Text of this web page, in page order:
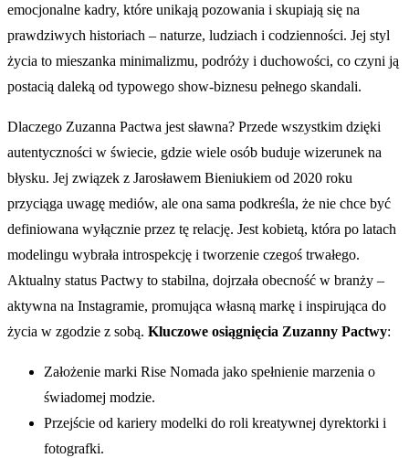
emocjonalne kadry, które unikają pozowania i skupiają się na
prawdziwych historiach – naturze, ludziach i codzienności. Jej styl
życia to mieszanka minimalizmu, podróży i duchowości, co czyni ją
postacią daleką od typowego show-biznesu pełnego skandali.
Dlaczego Zuzanna Pactwa jest sławna? Przede wszystkim dzięki
autentyczności w świecie, gdzie wiele osób buduje wizerunek na
błysku. Jej związek z Jarosławem Bieniukiem od 2020 roku
przyciąga uwagę mediów, ale ona sama podkreśla, że nie chce być
definiowana wyłącznie przez tę relację. Jest kobietą, która po latach
modelingu wybrała introspekcję i tworzenie czegoś trwałego.
Aktualny status Pactwy to stabilna, dojrzała obecność w branży –
aktywna na Instagramie, promująca własną markę i inspirująca do
życia w zgodzie z sobą. Kluczowe osiągnięcia Zuzanny Pactwy:
Założenie marki Rise Nomada jako spełnienie marzenia o
świadomej modzie.
Przejście od kariery modelki do roli kreatywnej dyrektorki i
fotografki.